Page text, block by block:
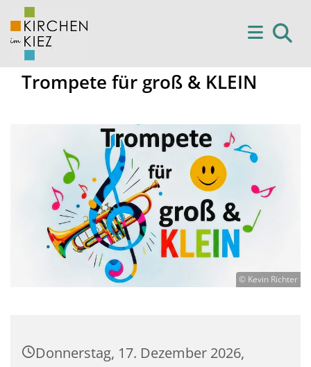
Trompete für groß & KLEIN
© Kevin Richter
Donnerstag, 17. Dezember 2026,